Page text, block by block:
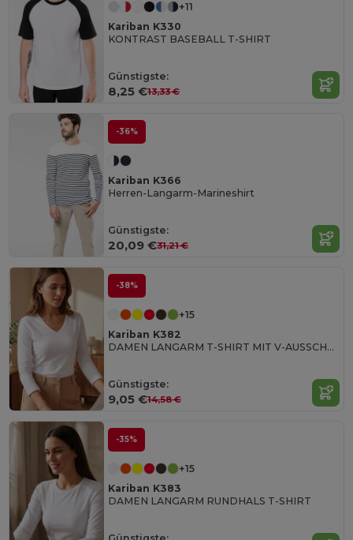
+11
Kariban K330
KONTRAST BASEBALL T-SHIRT
Günstigste:
8,25 €13,33 €
-36%
Kariban K366
Herren-Langarm-Marineshirt
Günstigste:
20,09 €31,21 €
-38%
+15
Kariban K382
DAMEN LANGARM T-SHIRT MIT V-AUSSCHNITT
Günstigste:
9,05 €14,58 €
-35%
+15
Kariban K383
DAMEN LANGARM RUNDHALS T-SHIRT